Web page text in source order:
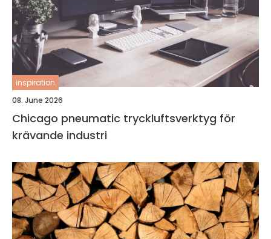
inspiration
08. June 2026
Chicago pneumatic tryckluftsverktyg för
krävande industri